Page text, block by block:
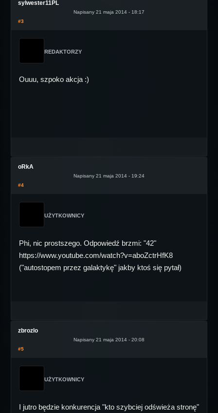
sylwester11PL
Napisany 21 maja 2014 - 18:17
#3
REDAKTORZY
Ouuu, szpoko akcja :)
oRkA
Napisany 21 maja 2014 - 19:24
#4
UŻYTKOWNICY
Phi, nic prostszego. Odpowiedź brzmi: "42"
https://www.youtube.com/watch?v=aboZctrHfK8
("autostopem przez galaktykę" jakby ktoś się pytał)
zbrozlo
Napisany 21 maja 2014 - 20:08
#5
UŻYTKOWNICY
I jutro będzie konkurencja "kto szybciej odświeża stronę"